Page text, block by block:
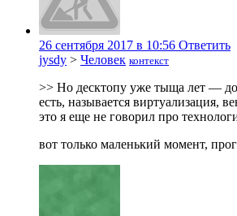
26 сентября 2017 в 10:56 Ответить
jysdy > Человек контекст
>> Но десктопу уже тыща лет —
есть, называется виртуализация,
это я еще не говорил про
вот только маленький момент,